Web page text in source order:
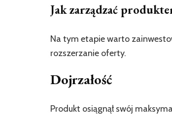
Jak zarządzać
Na tym etapie warto
rozszerzanie oferty.
Dojrzałość
Produkt osiągnął swój